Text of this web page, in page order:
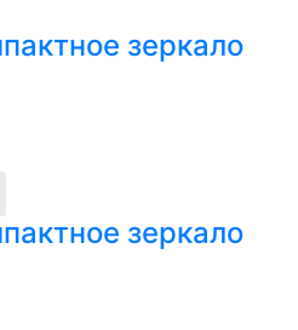
зеркало
зеркало